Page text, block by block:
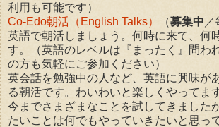
利用も可能です）
Co-Edo朝活（English Talks）
（募集中
英語で朝活しましょう。何時に来て、何
す。（英語のレベルは『まったく』問わ
の方も気軽にご参加ください）
英会話を勉強中の人など、英語に興味が
る朝活です。わいわいと楽しくやってます
今までさまざまなことを試してきました
たいことは何でもやっていきたいと思っ